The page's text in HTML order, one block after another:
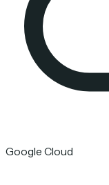
Google Cloud